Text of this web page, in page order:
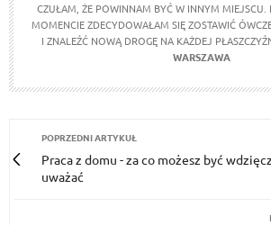
CZUŁAM, ŻE POWINNAM BYĆ W INNYM MIEJSCU.
MOMENCIE ZDECYDOWAŁAM SIĘ ZOSTAWIĆ
I ZNALEŹĆ NOWĄ DROGĘ NA KAŻDEJ
WARSZAWA
POPRZEDNI ARTYKUŁ
Praca z domu - za co możesz być
uważać